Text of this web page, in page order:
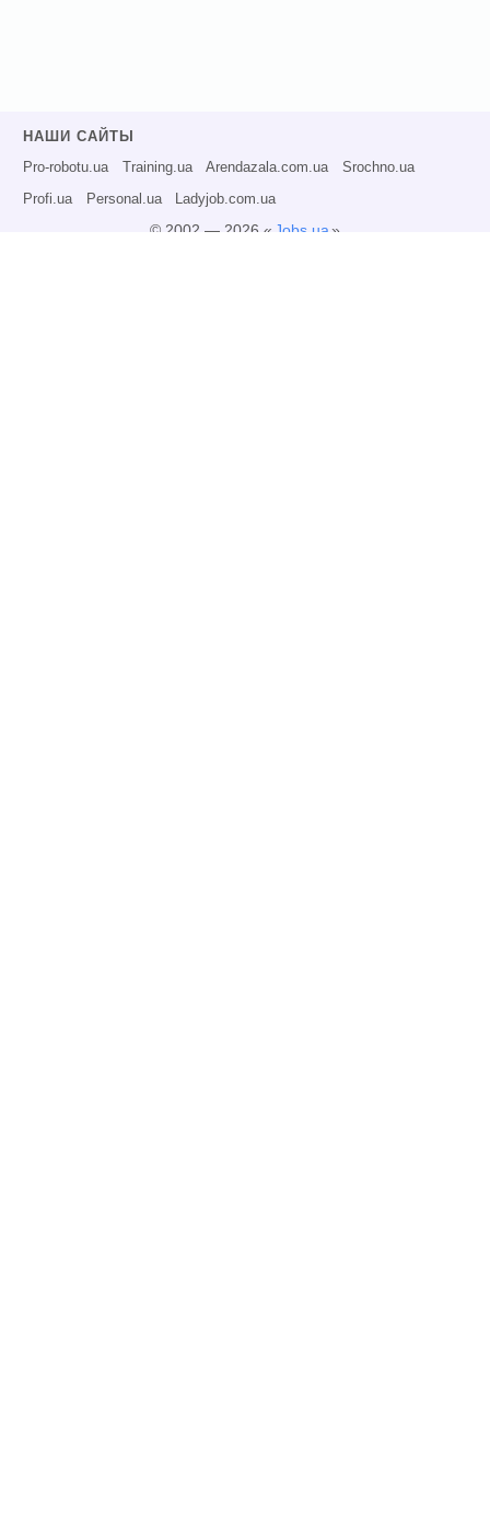
НАШИ САЙТЫ
Pro-robotu.ua Training.ua Arendazala.com.ua Srochno.ua
Profi.ua Personal.ua Ladyjob.com.ua
© 2002 — 2026 « Jobs.ua»